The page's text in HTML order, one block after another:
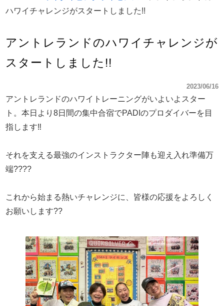
ハワイチャレンジがスタートしました!!
アントレランドのハワイチャレンジが
スタートしました!!
2023/06/16
アントレランドのハワイトレーニングがいよいよスター
ト。本日より8日間の集中合宿でPADIのプロダイバーを目
指します‼︎
それを支える最強のインストラクター陣も迎え入れ準備万
端????
これから始まる熱いチャレンジに、皆様の応援をよろしく
お願いします??